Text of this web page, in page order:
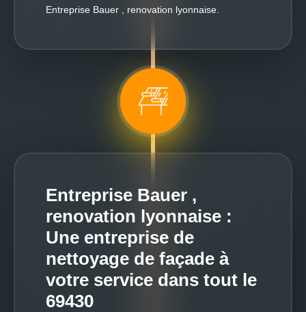
Entreprise Bauer , renovation lyonnaise.
Entreprise Bauer ,
renovation lyonnaise :
Une entreprise de
nettoyage de façade à
votre service dans tout le
69430